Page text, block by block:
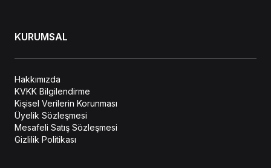
KURUMSAL
Hakkımızda
KVKK Bilgilendirme
Kişisel Verilerin Korunması
Üyelik Sözleşmesi
Mesafeli Satış Sözleşmesi
Gizlilik Politikası